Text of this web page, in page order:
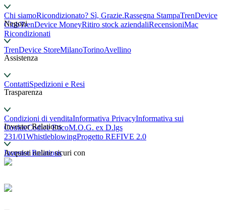
Chi siamoRicondizionato? Sì, Grazie.Rassegna StampaTrenDevice
ClubTrenDevice MoneyRitiro stock aziendaliRecensioniMac
Ricondizionati
Negozi
TrenDevice StoreMilanoTorinoAvellino
Assistenza
ContattiSpedizioni e Resi
Trasparenza
Condizioni di venditaInformativa PrivacyInformativa sui
CookieCodice EticoM.O.G. ex D.lgs
231/01WhistleblowingProgetto REFIVE 2.0
Investor Relations
Investor Relations
Acquisti online sicuri con